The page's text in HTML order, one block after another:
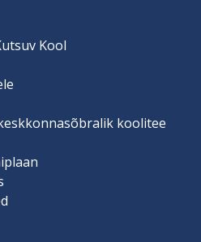
Kool
koolitee